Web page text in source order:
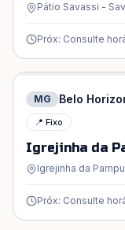
Pátio Savassi -
Próx: Consulte
MG Belo
📍 Fixo
Igrejinha da
Igrejinha da
Próx: Consulte